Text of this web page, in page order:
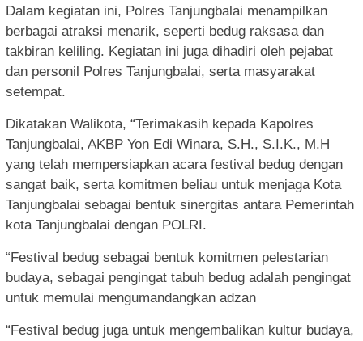
Dalam kegiatan ini, Polres Tanjungbalai menampilkan
berbagai atraksi menarik, seperti bedug raksasa dan
takbiran keliling. Kegiatan ini juga dihadiri oleh pejabat
dan personil Polres Tanjungbalai, serta masyarakat
setempat.
Dikatakan Walikota, “Terimakasih kepada Kapolres
Tanjungbalai, AKBP Yon Edi Winara, S.H., S.I.K., M.H
yang telah mempersiapkan acara festival bedug dengan
sangat baik, serta komitmen beliau untuk menjaga Kota
Tanjungbalai sebagai bentuk sinergitas antara Pemerintah
kota Tanjungbalai dengan POLRI.
“Festival bedug sebagai bentuk komitmen pelestarian
budaya, sebagai pengingat tabuh bedug adalah pengingat
untuk memulai mengumandangkan adzan
“Festival bedug juga untuk mengembalikan kultur budaya,